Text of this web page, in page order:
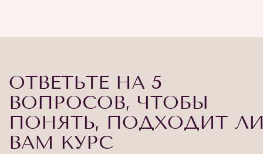
ОТВЕТЬТЕ НА 5
ВОПРОСОВ, ЧТОБЫ
ПОНЯТЬ, ПОДХОДИТ
ВАМ КУРС